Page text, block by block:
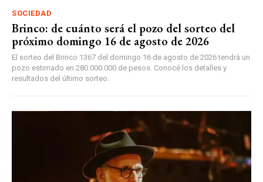
SOCIEDAD
Brinco: de cuánto será el pozo del sorteo del
próximo domingo 16 de agosto de 2026
El sorteo del Brinco 1367 del domingo 16 de agosto de 2026 tendrá un
pozo estimado en 280.000.000 de pesos. Conocé los detalles y
resultados del último sorteo.